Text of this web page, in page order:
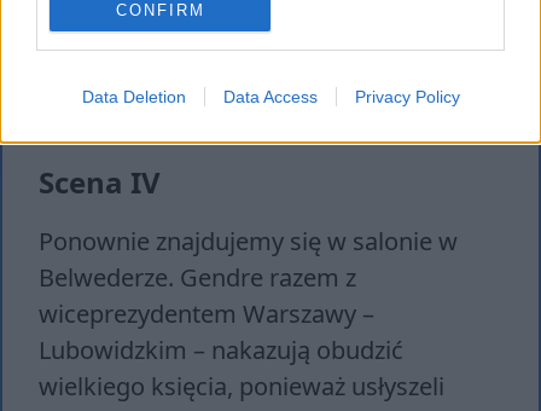
CONFIRM
Data Deletion Data Access Privacy Policy
Scena IV
Ponownie znajdujemy się w salonie w
Belwederze. Gendre razem z
wiceprezydentem Warszawy –
Lubowidzkim – nakazują obudzić
wielkiego księcia, ponieważ usłyszeli